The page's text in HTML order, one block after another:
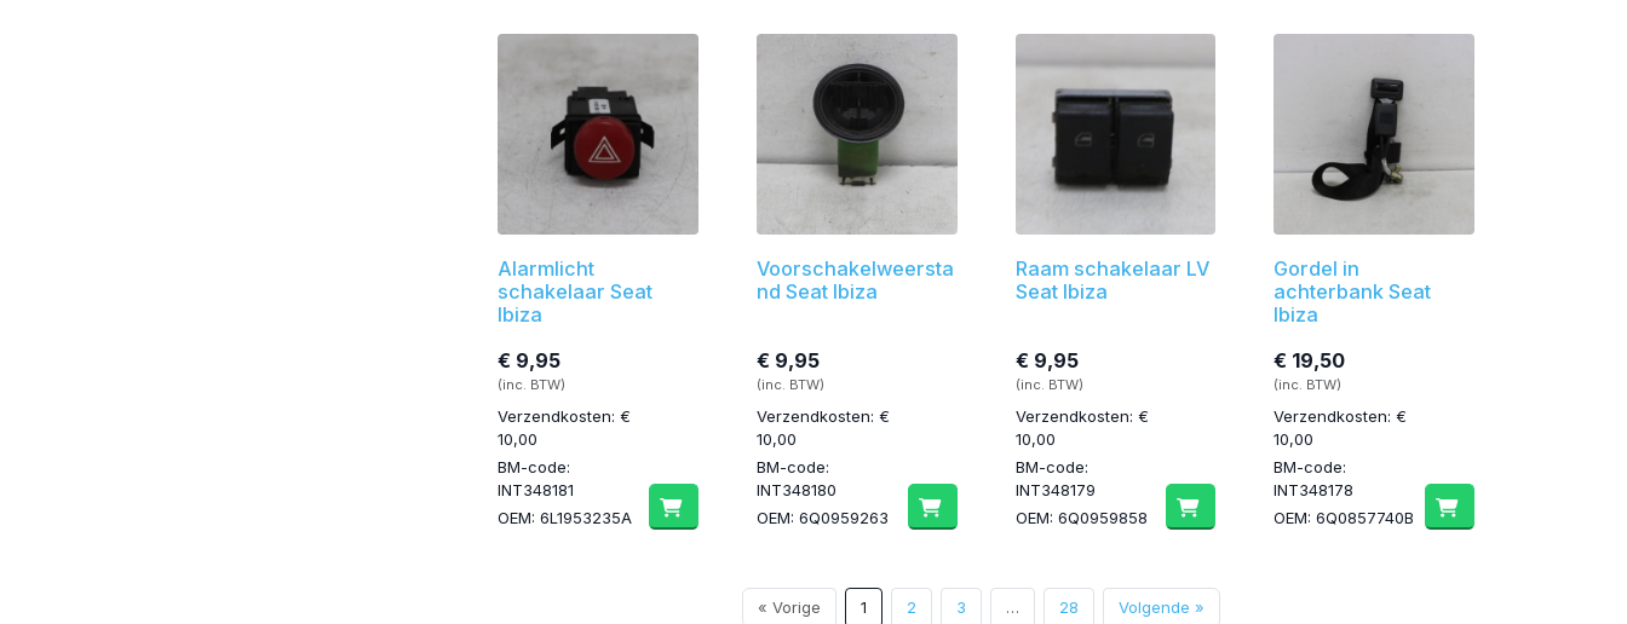
Alarmlicht
schakelaar Seat
Ibiza
€ 9,95
(inc. BTW)
Verzendkosten: €
10,00
BM-code:
INT348181
OEM: 6L1953235A
Voorschakelweersta
nd Seat Ibiza
€ 9,95
(inc. BTW)
Verzendkosten: €
10,00
BM-code:
INT348180
OEM: 6Q0959263
Raam schakelaar LV
Seat Ibiza
€ 9,95
(inc. BTW)
Verzendkosten: €
10,00
BM-code:
INT348179
OEM: 6Q0959858
Gordel in
achterbank Seat
Ibiza
€ 19,50
(inc. BTW)
Verzendkosten: €
10,00
BM-code:
INT348178
OEM: 6Q0857740B
« Vorige 1 2 3 … 28 Volgende »